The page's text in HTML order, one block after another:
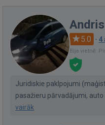
5.0 · 4
Bija vietnē:
Juridiskie paklpojumi
pasažieru pārvadājumi, auto
vairāk